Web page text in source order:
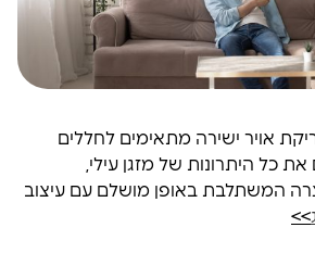
אויר ישירה מתאימים לחללים
כל היתרונות של מזגן עילי,
המשתלבת באופן מושלם עם עיצוב
>>